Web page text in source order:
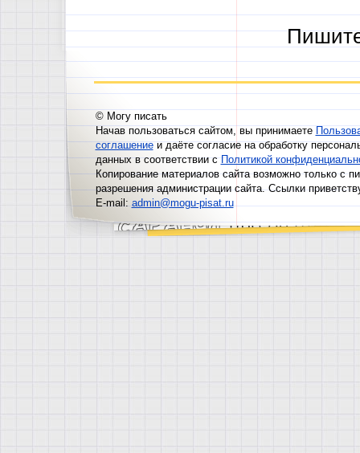
© Могу писать
Начав пользоваться сайтом, вы принимаете
соглашениеи даёте согласие на обработку
данных в соответствии сПолитикой
Копирование материалов сайта возможно только с
разрешения администрации сайта. Ссылки
E-mail:admin@mogu-pisat.ru